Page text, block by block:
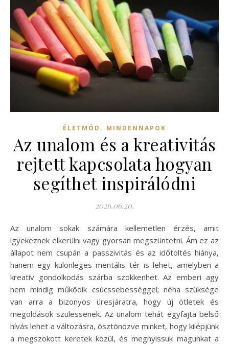
ÉLETMÓD , MINDENNAPOK
Az unalom és a kreativitás
rejtett kapcsolata hogyan
segíthet inspirálódni
2026.06.20.
Az unalom sokak számára kellemetlen érzés, amit
igyekeznek elkerülni vagy gyorsan megszüntetni. Ám ez az
állapot nem csupán a passzivitás és az időtöltés hiánya,
hanem egy különleges mentális tér is lehet, amelyben a
kreatív gondolkodás szárba szökkenhet. Az emberi agy
nem mindig működik csúcssebességgel; néha szüksége
van arra a bizonyos üresjáratra, hogy új ötletek és
megoldások szülessenek. Az unalom tehát egyfajta belső
hívás lehet a változásra, ösztönözve minket, hogy kilépjünk
a megszokott keretek közül, és megnyissuk magunkat a